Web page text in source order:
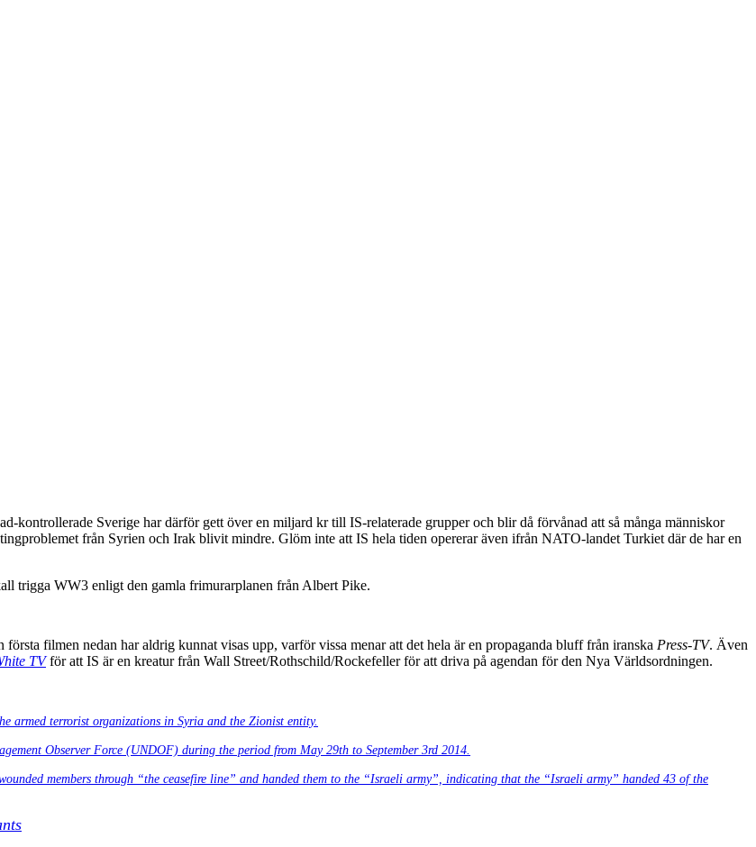
kontrollerade Sverige har därför gett över en miljard kr till IS-relaterade grupper och blir då förvånad att så många människor
från Syrien och Irak blivit mindre. Glöm inte att IS hela tiden opererar även ifrån NATO-landet Turkiet där de har en
trigga WW3 enligt den gamla frimurarplanen från Albert Pike.
filmen nedan har aldrig kunnat visas upp, varför vissa menar att det hela är en propaganda bluff från iranska Press-TV. Även
TVför att IS är en kreatur från Wall Street/Rothschild/Rockefeller för att driva på agendan för den Nya Världsordningen.
armed terrorist organizations in Syria and the Zionist entity.
Observer Force (UNDOF) during the period from May 29th to September 3rd 2014.
members through “the ceasefire line” and handed them to the “Israeli army”, indicating that the “Israeli army” handed 43 of the